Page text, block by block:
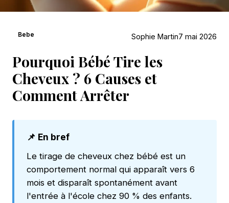
Bebe Sophie Martin7 mai 2026
Pourquoi Bébé Tire les
Cheveux ? 6 Causes et
Comment Arrêter
📌 En bref
Le tirage de cheveux chez bébé est un
comportement normal qui apparaît vers 6
mois et disparaît spontanément avant
l'entrée à l'école chez 90 % des enfants.